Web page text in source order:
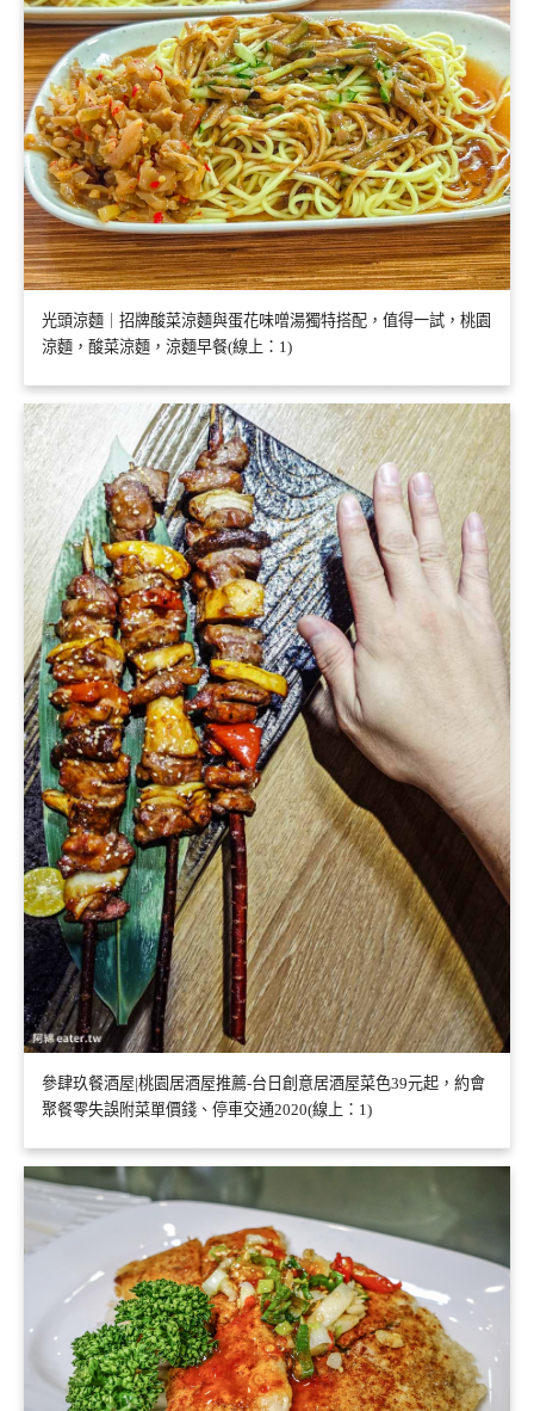
光頭涼麵｜招牌酸菜涼麵與蛋花味噌湯獨特搭配，值得一試，桃園
涼麵，酸菜涼麵，涼麵早餐(線上：1)
參肆玖餐酒屋|桃園居酒屋推薦-台日創意居酒屋菜色39元起，約會
聚餐零失誤附菜單價錢、停車交通2020(線上：1)